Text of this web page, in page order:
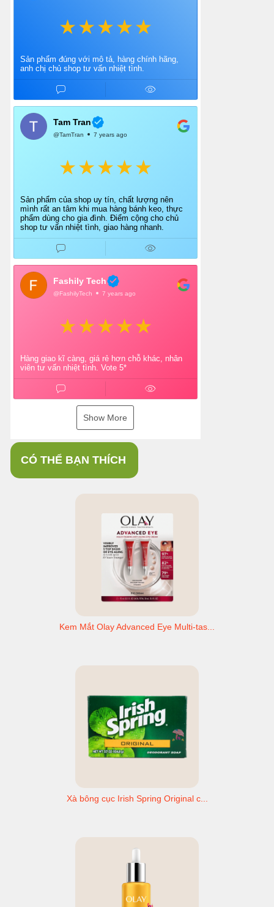
Sản phẩm đúng với mô tả, hàng chính hãng,
anh chị chủ shop tư vấn nhiệt tình.
Tam Tran
@TamTran 7 years ago
Sản phẩm của shop uy tín, chất lượng nên
mình rất an tâm khi mua hàng bánh keo, thực
phẩm dùng cho gia đình. Điểm cộng cho chủ
shop tư vấn nhiệt tình, giao hàng nhanh.
Fashily Tech
@FashilyTech 7 years ago
Hàng giao kĩ càng, giá rẻ hơn chỗ khác, nhân
viên tư vấn nhiệt tình. Vote 5*
Show More
CÓ THỂ BẠN THÍCH
Kem Mắt Olay Advanced Eye Multi-tas...
Xà bông cục Irish Spring Original c...